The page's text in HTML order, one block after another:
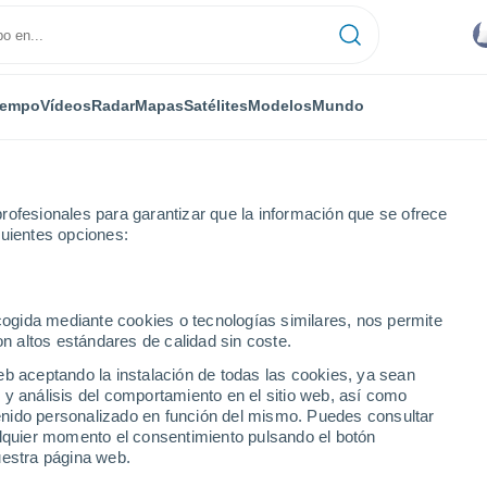
para garantizar que la información que se ofrece
opciones:
mediante cookies o tecnologías similares, nos permite
altos estándares de calidad sin coste.
aceptando la instalación de todas las cookies, ya sean
análisis del comportamiento en el sitio web, así como
personalizado en función del mismo. Puedes consultar
momento el consentimiento pulsando el botón
página web.
VídeosRadarMapasSatélitesModelosMundo